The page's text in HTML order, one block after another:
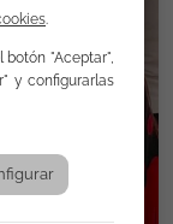
"Aceptar",
y configurarlas